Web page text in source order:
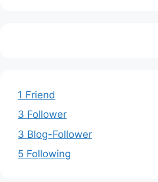
1 Friend
3 Follower
3 Blog-Follower
5 Following